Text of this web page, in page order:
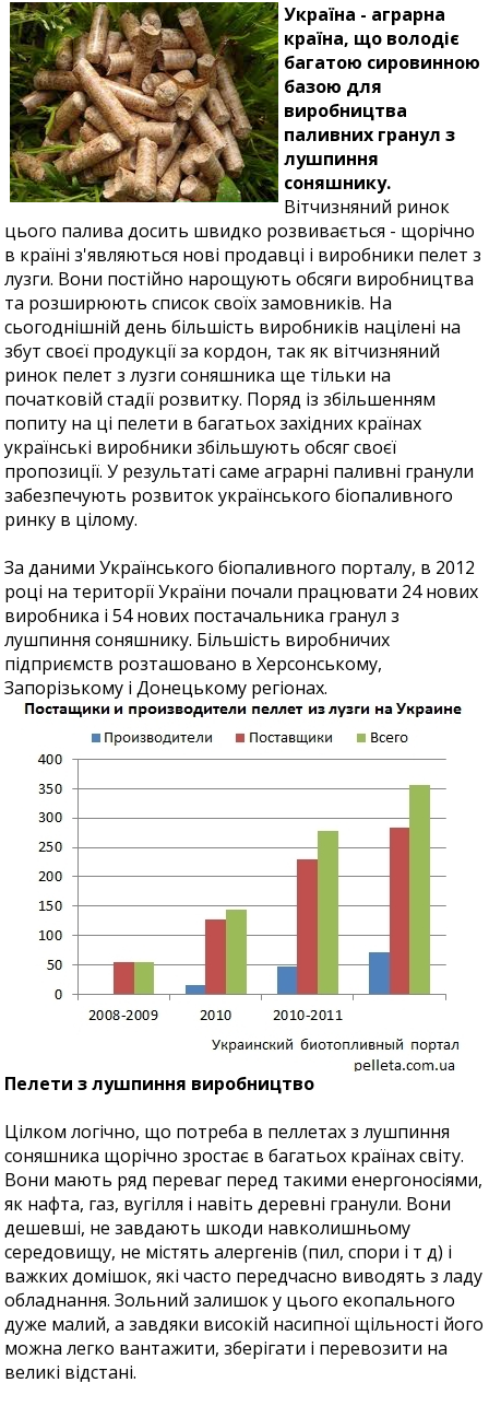
Україна - аграрна
країна, що володіє
багатою сировинною
базою для
виробництва
паливних гранул з
лушпиння
соняшнику.
Вітчизняний ринок
цього палива досить швидко розвивається - щорічно
в країні з'являються нові продавці і виробники пелет з
лузги. Вони постійно нарощують обсяги виробництва
та розширюють список своїх замовників. На
сьогоднішній день більшість виробників націлені на
збут своєї продукції за кордон, так як вітчизняний
ринок пелет з лузги соняшника ще тільки на
початковій стадії розвитку. Поряд із збільшенням
попиту на ці пелети в багатьох західних країнах
українські виробники збільшують обсяг своєї
пропозиції. У результаті саме аграрні паливні гранули
забезпечують розвиток українського біопаливного
ринку в цілому.
За даними Українського біопаливного порталу, в 2012
році на території України почали працювати 24 нових
виробника і 54 нових постачальника гранул з
лушпиння соняшнику. Більшість виробничих
підприємств розташовано в Херсонському,
Запорізькому і Донецькому регіонах.
Пелети з лушпиння виробництво
Цілком логічно, що потреба в пеллетах з лушпиння
соняшника щорічно зростає в багатьох країнах світу.
Вони мають ряд переваг перед такими енергоносіями,
як нафта, газ, вугілля і навіть деревні гранули. Вони
дешевші, не завдають шкоди навколишньому
середовищу, не містять алергенів (пил, спори і т д) і
важких домішок, які часто передчасно виводять з ладу
обладнання. Зольний залишок у цього екопального
дуже малий, а завдяки високій насипної щільності його
можна легко вантажити, зберігати і перевозити на
великі відстані.